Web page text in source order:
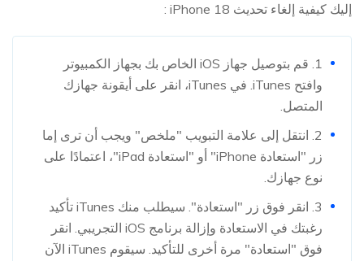
إليك كيفية إلغاء تحديث iPhone 18 :
1. قم بتوصيل جهاز iOS الخاص بك بجهاز الكمبيوتر
وافتح iTunes. في iTunes، انقر على أيقونة جهازك
المتصل.
2. انتقل إلى علامة التبويب "ملخص" ويجب أن ترى إما
زر "استعادة iPhone" أو "استعادة iPad"، اعتمادًا على
نوع جهازك.
3. انقر فوق زر "استعادة". سيطلب منك iTunes تأكيد
رغبتك في الاستعادة وإزالة برنامج iOS التجريبي. انقر
فوق "استعادة" مرة أخرى للتأكيد. سيقوم iTunes الآن